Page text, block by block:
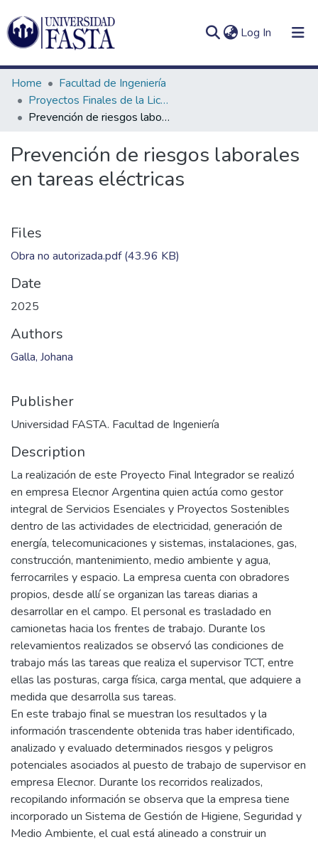
Log In (current)
Communities
&
Collections
In(current)
Home
Facultad de Ingeniería
Proyectos Finales de la Licenciatura en Seguridad e Higiene en el Trabajo
Prevención de riesgos laborales en tareas eléctricas
Prevención de riesgos laborales
en tareas eléctricas
Files
Obra no autorizada.pdf(43.96 KB)
Date
2025
Authors
Galla, Johana
Publisher
Universidad FASTA. Facultad de Ingeniería
Description
La realización de este Proyecto Final Integrador se realizó
en empresa Elecnor Argentina quien actúa como gestor
integral de Servicios Esenciales y Proyectos Sostenibles
dentro de las actividades de electricidad, generación de
energía, telecomunicaciones y sistemas, instalaciones, gas,
construcción, mantenimiento, medio ambiente y agua,
ferrocarriles y espacio. La empresa cuenta con obradores
propios, desde allí se organizan las tareas diarias a
desarrollar en el campo. El personal es trasladado en
camionetas hacia los frentes de trabajo. Durante los
relevamientos realizados se observó las condiciones de
trabajo más las tareas que realiza el supervisor TCT, entre
ellas las posturas, carga física, carga mental, que adquiere a
medida que desarrolla sus tareas.
En este trabajo final se muestran los resultados y la
información trascendente obtenida tras haber identificado,
analizado y evaluado determinados riesgos y peligros
potenciales asociados al puesto de trabajo de supervisor en
empresa Elecnor. Durante los recorridos realizados,
recopilando información se observa que la empresa tiene
incorporado un Sistema de Gestión de Higiene, Seguridad y
Medio Ambiente, el cual está alineado a construir un